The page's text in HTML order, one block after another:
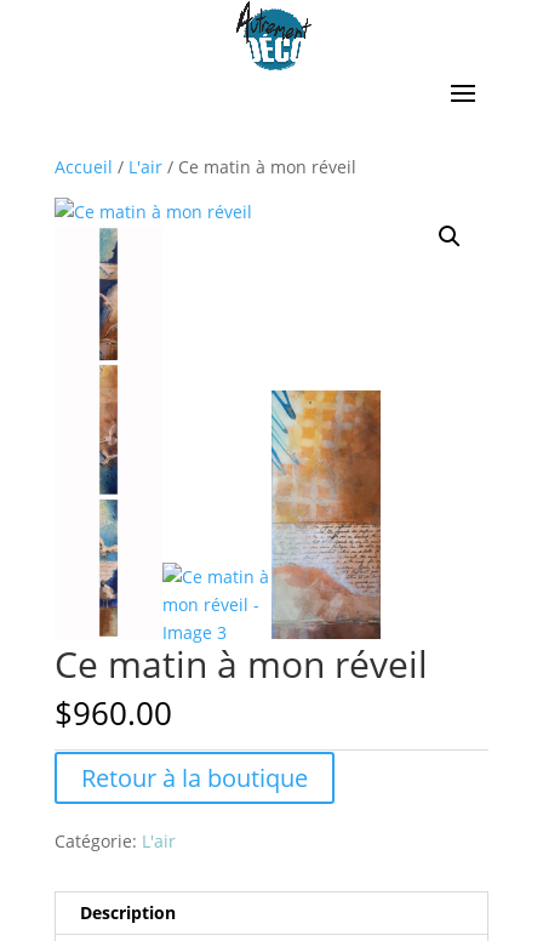
Accueil / L'air/ Ce matin à mon réveil
Ce matin à mon réveil
$960.00
Retour à la boutique
Catégorie: L'air
Description